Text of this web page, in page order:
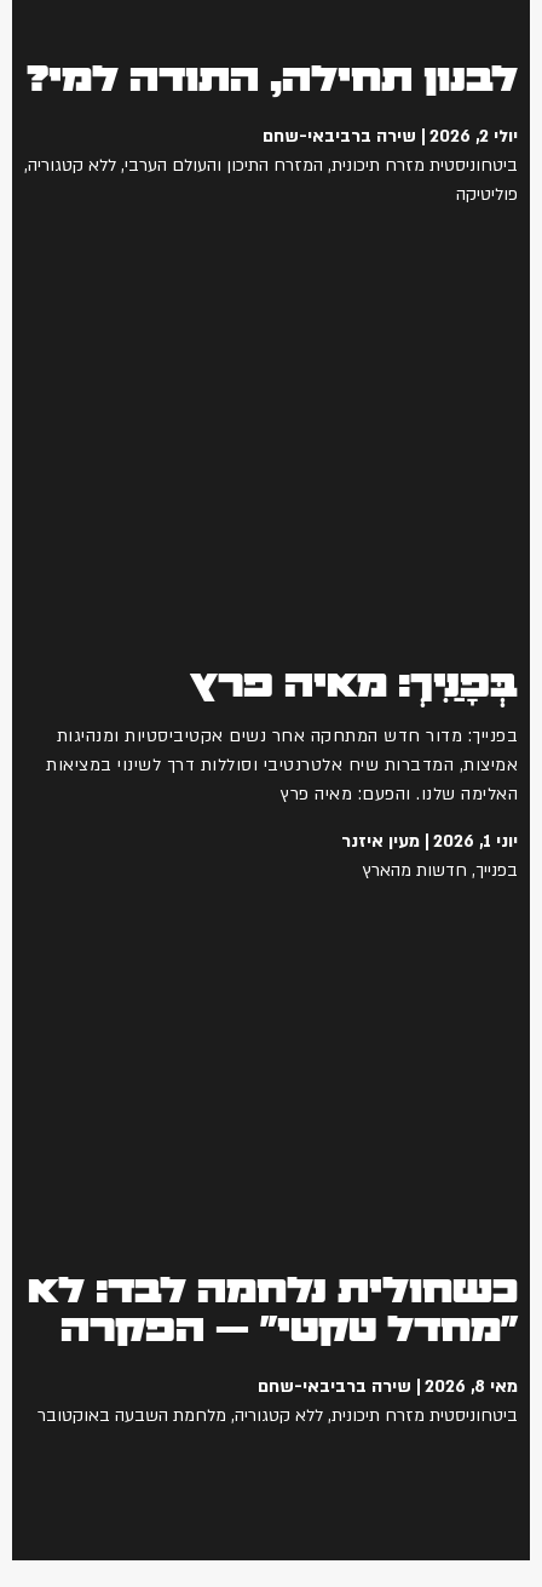
לבנון תחילה, התודה למי?
יולי 2, 2026
שירה ברביבאי-שחם
ביטחוניסטית מזרח תיכונית, המזרח התיכון והעולם הערבי, ללא קטגוריה,
פוליטיקה
בְּפָנַיִךְ: מאיה פרץ
בפנייך: מדור חדש המתחקה אחר נשים אקטיביסטיות ומנהיגות
אמיצות, המדברות שיח אלטרנטיבי וסוללות דרך לשינוי במציאות
האלימה שלנו. והפעם: מאיה פרץ
יוני 1, 2026
מעין איזנר
בפנייך, חדשות מהארץ
כשחולית נלחמה לבד: לא
"מחדל טקטי" — הפקרה
מאי 8, 2026
שירה ברביבאי-שחם
ביטחוניסטית מזרח תיכונית, ללא קטגוריה, מלחמת השבעה באוקטובר